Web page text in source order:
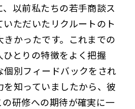
以前私たちの若手商談ス
ただいたリクルートのト
きかったです。これまでの
とりの特徴をよく把握
個別フィードバックをされ
知っていましたから、彼
研修への期待が確実に一